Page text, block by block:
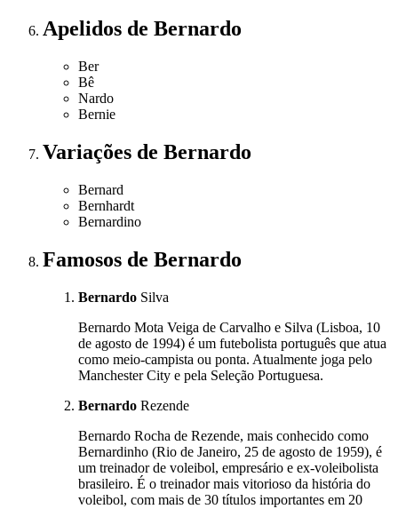
Apelidos de Bernardo
Ber
Bê
Nardo
Bernie
Variações de Bernardo
Bernard
Bernhardt
Bernardino
Famosos de Bernardo
Bernardo Silva
Bernardo Mota Veiga de Carvalho e Silva (Lisboa, 10
de agosto de 1994) é um futebolista português que atua
como meio-campista ou ponta. Atualmente joga pelo
Manchester City e pela Seleção Portuguesa.
Bernardo Rezende
Bernardo Rocha de Rezende, mais conhecido como
Bernardinho (Rio de Janeiro, 25 de agosto de 1959), é
um treinador de voleibol, empresário e ex-voleibolista
brasileiro. É o treinador mais vitorioso da história do
voleibol, com mais de 30 títulos importantes em 20